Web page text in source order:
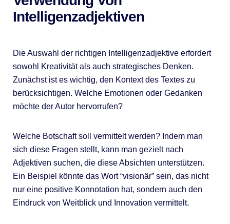
Intelligenzadjektiven
Die Auswahl der richtigen Intelligenzadjektive erfordert
sowohl Kreativität als auch strategisches Denken.
Zunächst ist es wichtig, den Kontext des Textes zu
berücksichtigen. Welche Emotionen oder Gedanken
möchte der Autor hervorrufen?
Welche Botschaft soll vermittelt werden? Indem man
sich diese Fragen stellt, kann man gezielt nach
Adjektiven suchen, die diese Absichten unterstützen.
Ein Beispiel könnte das Wort “visionär” sein, das nicht
nur eine positive Konnotation hat, sondern auch den
Eindruck von Weitblick und Innovation vermittelt.